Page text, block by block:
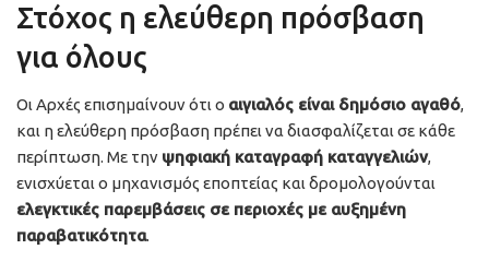
Στόχος η ελεύθερη πρόσβαση
για όλους
Οι Αρχές επισημαίνουν ότι ο αιγιαλός είναι δημόσιο αγαθό,
και η ελεύθερη πρόσβαση πρέπει να διασφαλίζεται σε κάθε
περίπτωση. Με την ψηφιακή καταγραφή καταγγελιών,
ενισχύεται ο μηχανισμός εποπτείας και δρομολογούνται
ελεγκτικές παρεμβάσεις σε περιοχές με αυξημένη
παραβατικότητα.